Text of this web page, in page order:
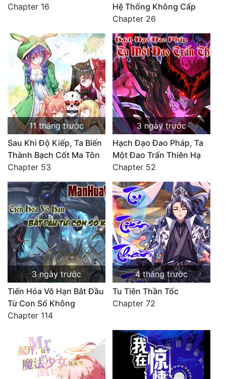
Thanh xuân - Vườn trường
Truyện AI
Truyện Sáng Tác
Trùng Sinh
Trọng sinh
Tu Tiên
Xuyên Không
Đô Thị
Tức
Tải
App
Chapter 16
Hệ Thống Không Cấp
Chapter 26
11 tháng trước
Sau Khi Độ Kiếp, Ta Biến
Thành Bạch Cốt Ma Tôn
Chapter 53
3 ngày trước
Hạch Đạo Đao Pháp, Ta
Một Đao Trấn Thiên Hạ
Chapter 52
3 ngày trước
Tiến Hóa Vô Hạn Bắt Đầu
Từ Con Số Không
Chapter 114
4 tháng trước
Tu Tiên Thần Tốc
Chapter 72